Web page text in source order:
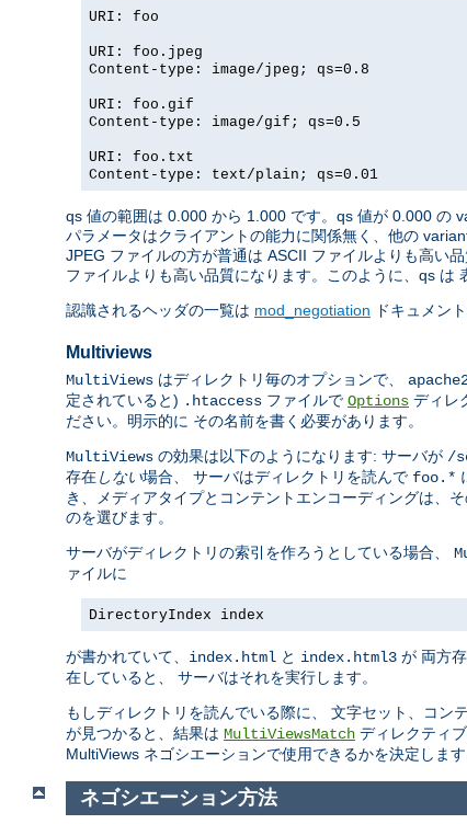
URI: foo
URI: foo.jpeg
Content-type: image/jpeg; qs=0.8
URI: foo.gif
Content-type: image/gif; qs=0.5
URI: foo.txt
Content-type: text/plain; qs=0.01
qs 値の範囲は 0.000 から 1.000 です。qs 値が 0.000 の
パラメータはクライアントの能力に関係無く、他の
JPEG ファイルの方が普通は ASCII ファイルよりも高い
ファイルよりも高い品質になります。このように、qs は
認識されるヘッダの一覧は mod_negotiation ドキュメン
Multiviews
MultiViews はディレクトリ毎のオプションで、
定されていると) .htaccess ファイルで Options ディレ
ださい。明示的に その名前を書く必要があります。
MultiViews の効果は以下のようになります: サーバが /
存在しない場合、 サーバはディレクトリを読んで foo.*
き、メディアタイプとコンテントエンコーディングは、
のを選びます。
サーバがディレクトリの索引を作ろうとしている場合、
ァイルに
DirectoryIndex index
が書かれていて、 index.html と index.html3 が 両方
在していると、 サーバはそれを実行します。
もしディレクトリを読んでいる際に、 文字セット、コ
が見つかると、結果は MultiViewsMatch ディレクティ
MultiViews ネゴシエーションで使用できるかを決定します
ネゴシエーション方法